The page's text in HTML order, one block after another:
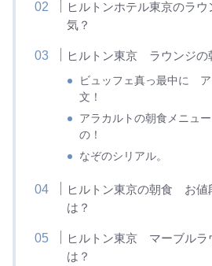
ヒルトンホテル東京のラ
気？
ヒルトン東京 ラウンジの
ビュッフェ真っ最中に
文！
アラカルトの朝食メニュ
の！
なぞのシリアル。
ヒルトン東京の朝食 お値
は？
ヒルトン東京 マーブル
は？